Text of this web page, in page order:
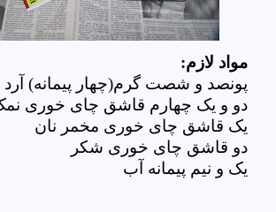
مواد لازم:
پونصد و شصت گرم(چهار پیمانه)
دو و یک چهارم قاشق چای خوری
یک قاشق چای خوری مخمر نان
دو قاشق چای خوری شکر
یک و نیم پیمانه آب